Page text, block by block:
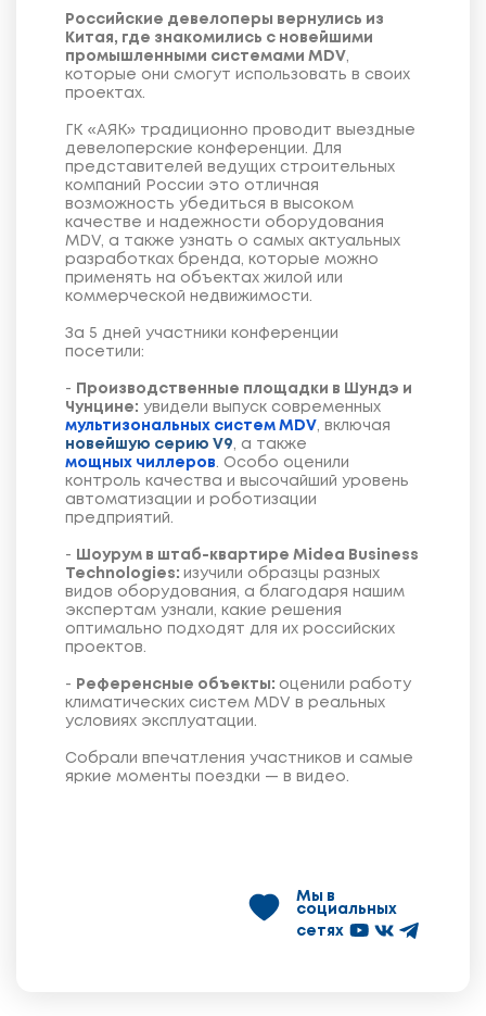
Российские девелоперы вернулись из
Китая, где знакомились с новейшими
промышленными системами MDV,
которые они смогут использовать в своих
проектах.
ГК «АЯК» традиционно проводит выездные
девелоперские конференции. Для
представителей ведущих строительных
компаний России это отличная
возможность убедиться в высоком
качестве и надежности оборудования
MDV, а также узнать о самых актуальных
разработках бренда, которые можно
применять на объектах жилой или
коммерческой недвижимости.
За 5 дней участники конференции
посетили:
-
Производственные площадки в Шундэ и
Чунцине: увидели выпуск современных
мультизональных систем MDV, включая
новейшую серию V9, а также
мощных чиллеров. Особо оценили
контроль качества и высочайший уровень
автоматизации и роботизации
предприятий.
-
Шоурум в штаб-квартире Midea Business
Technologies: изучили образцы разных
видов оборудования, а благодаря нашим
экспертам узнали, какие решения
оптимально подходят для их российских
проектов.
- Референсные объекты: оценили работу
климатических систем MDV в реальных
условиях эксплуатации.
Собрали впечатления участников и самые
яркие моменты поездки — в видео.
Мы в
социальных
сетях